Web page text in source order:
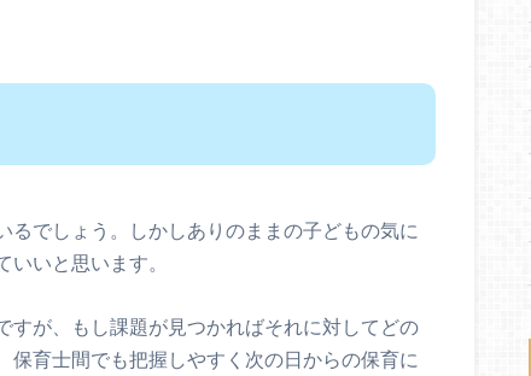
るでしょう。しかしありのままの子どもの気に
いと思います。
すが、もし課題が見つかればそれに対してどの
保育士間でも把握しやすく次の日からの保育に